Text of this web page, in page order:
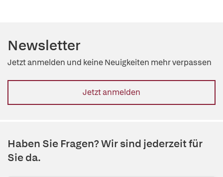
Newsletter
Jetzt anmelden und keine Neuigkeiten mehr verpassen
Jetzt anmelden
Haben Sie Fragen? Wir sind jederzeit für
Sie da.